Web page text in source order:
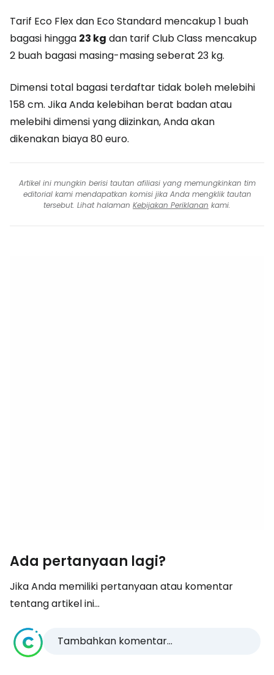
Tarif Eco Flex dan Eco Standard mencakup 1 buah
bagasi hingga 23 kg dan tarif Club Class mencakup
2 buah bagasi masing-masing seberat 23 kg.
Dimensi total bagasi terdaftar tidak boleh melebihi
158 cm. Jika Anda kelebihan berat badan atau
melebihi dimensi yang diizinkan, Anda akan
dikenakan biaya 80 euro.
Artikel ini mungkin berisi tautan afiliasi yang memungkinkan tim
editorial kami mendapatkan komisi jika Anda mengklik tautan
tersebut. Lihat halaman Kebijakan Periklanan kami.
Ada pertanyaan lagi?
Jika Anda memiliki pertanyaan atau komentar
tentang artikel ini...
Tambahkan komentar...